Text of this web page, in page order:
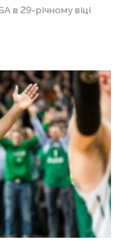
в 29-річному віці